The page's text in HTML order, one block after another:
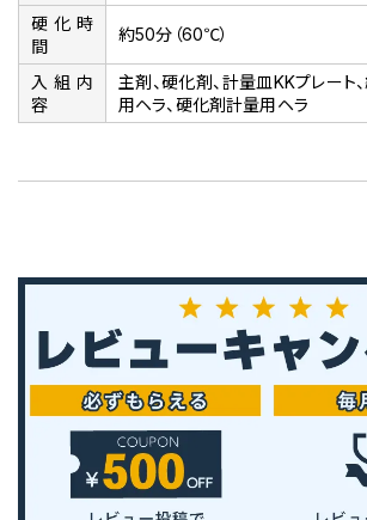
硬化時
間
約50分（60℃）
入組内
容
主剤、硬化剤、計量皿KKプレート
用ヘラ、硬化剤計量用ヘラ